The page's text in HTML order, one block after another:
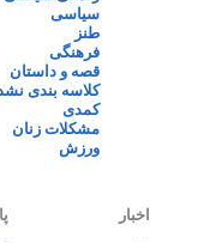
سیاسی
طنز
فرهنگی
قصه و داستان
کلاسه بندی
کمدی
مشکلات زنان
ورزش
اخبار